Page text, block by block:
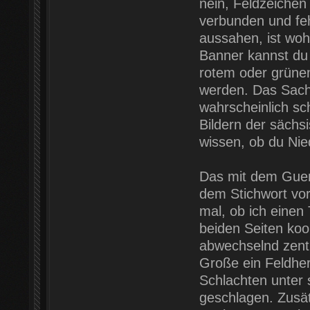
nein,
verbunden und
aussahen, ist
Banner kannst
rotem oder
werden. Das
wahrscheinlich
Bildern der
wissen, ob du
Das mit dem
dem Stichwort
mal, ob ich einen
beiden Seiten
abwechselnd
Große ein
Schlachten unter
geschlagen.